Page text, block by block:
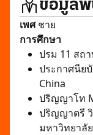
ข้อมูล
เพศชาย
การศึกษา
ปรม 11 สถ
ประกาศนีย
China
ปริญญาโท
ปริญญาตรี
มหาวิทยาลัย